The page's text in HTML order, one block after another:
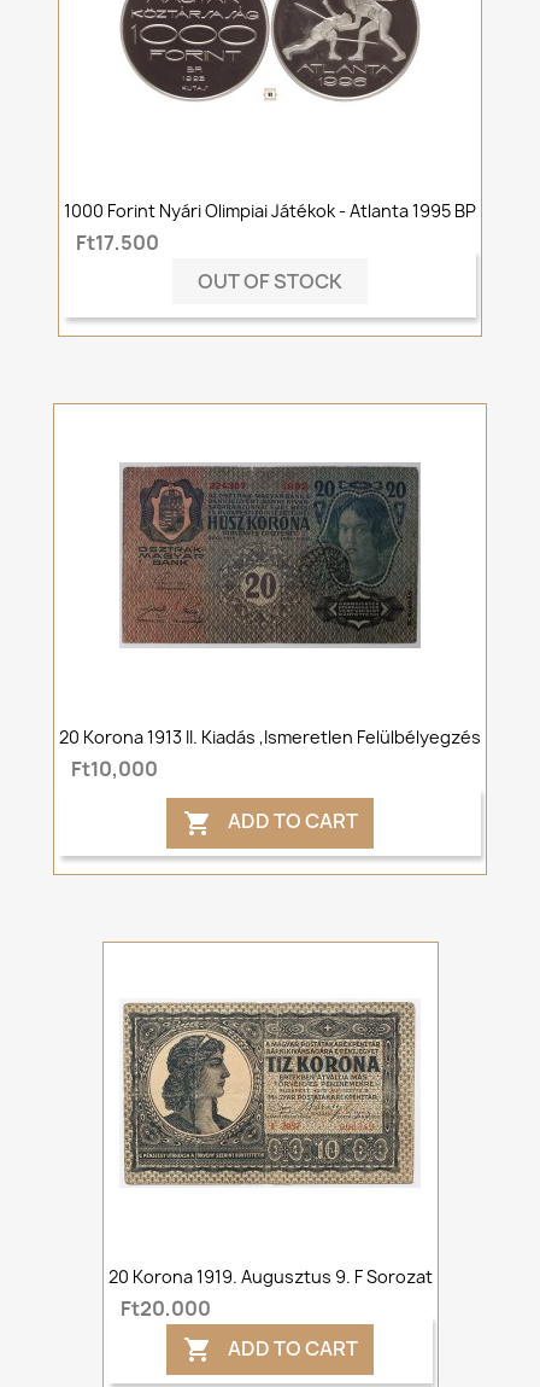
1000 Forint Nyári Olimpiai Játékok - Atlanta 1995 BP
Ft17,500
OUT OF STOCK
20 Korona 1913 II. Kiadás ,Ismeretlen Felülbélyegzés
Ft10,000
 ADD TO CART
20 Korona 1919. Augusztus 9. F Sorozat
Ft20,000
 ADD TO CART